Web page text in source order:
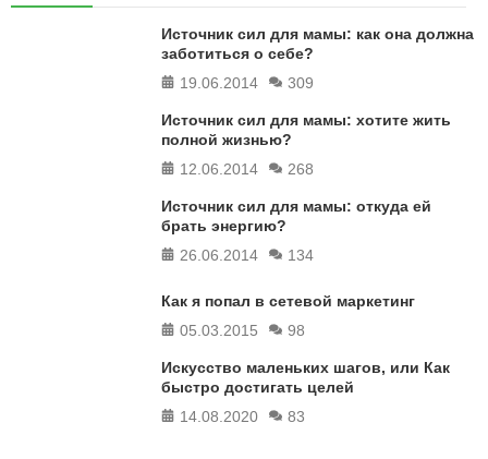
Источник сил для мамы: как она должна
заботиться о себе?
19.06.2014
309
Источник сил для мамы: хотите жить
полной жизнью?
12.06.2014
268
Источник сил для мамы: откуда ей
брать энергию?
26.06.2014
134
Как я попал в сетевой маркетинг
05.03.2015
98
Искусство маленьких шагов, или Как
быстро достигать целей
14.08.2020
83